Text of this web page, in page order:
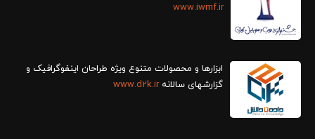
www.iwmf.ir
ابزارها و محصولات متنوع ویژه طراحان اینفوگرافیک و
گزارش‎های سالانه
www.d2k.ir